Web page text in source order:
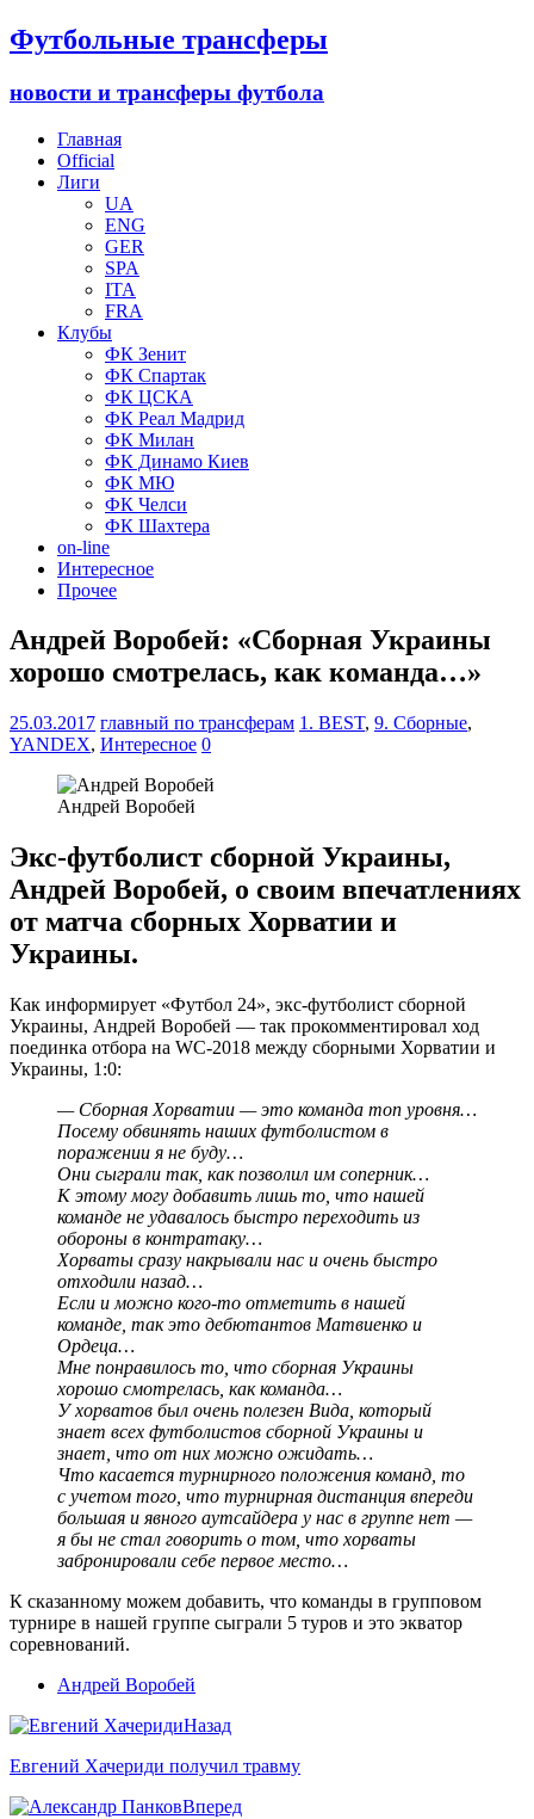
Футбольные трансферы
новости и трансферы футбола
Главная
Official
Лиги
UA
ENG
GER
SPA
ITA
FRA
Клубы
ФК Зенит
ФК Спартак
ФК ЦСКА
ФК Реал Мадрид
ФК Милан
ФК Динамо Киев
ФК МЮ
ФК Челси
ФК Шахтера
on-line
Интересное
Прочее
Андрей Воробей: «Сборная Украины
хорошо смотрелась, как команда…»
25.03.2017 главный по трансферам 1. BEST, 9. Сборные,
YANDEX, Интересное 0
Андрей Воробей
Экс-футболист сборной Украины,
Андрей Воробей, о своим впечатлениях
от матча сборных Хорватии и
Украины.
Как информирует «Футбол 24», экс-футболист сборной
Украины, Андрей Воробей — так прокомментировал ход
поединка отбора на WC-2018 между сборными Хорватии и
Украины, 1:0:
— Сборная Хорватии — это команда топ уровня…
Посему обвинять наших футболистом в
поражении я не буду…
Они сыграли так, как позволил им соперник…
К этому могу добавить лишь то, что нашей
команде не удавалось быстро переходить из
обороны в контратаку…
Хорваты сразу накрывали нас и очень быстро
отходили назад…
Если и можно кого-то отметить в нашей
команде, так это дебютантов Матвиенко и
Ордеца…
Мне понравилось то, что сборная Украины
хорошо смотрелась, как команда…
У хорватов был очень полезен Вида, который
знает всех футболистов сборной Украины и
знает, что от них можно ожидать…
Что касается турнирного положения команд, то
с учетом того, что турнирная дистанция впереди
большая и явного аутсайдера у нас в группе нет —
я бы не стал говорить о том, что хорваты
забронировали себе первое место…
К сказанному можем добавить, что команды в групповом
турнире в нашей группе сыграли 5 туров и это экватор
соревнований.
Андрей Воробей
Назад
Евгений Хачериди получил травму
Вперед